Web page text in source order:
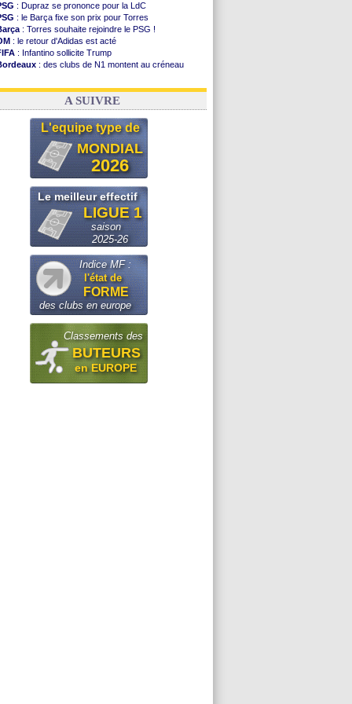
: Dupraz se prononce pour la LdC
: le Barça fixe son prix pour Torres
: Torres souhaite rejoindre le PSG !
: le retour d'Adidas est acté
: Infantino sollicite Trump
: des clubs de N1 montent au créneau
: le démenti de Leipzig pour Diomandé
A SUIVRE
L'equipe type de
MONDIAL
2026
Le meilleur effectif
LIGUE 1
saison
2025-26
Indice MF :
l'état de
FORME
des clubs en europe
Classements des
BUTEURS
en EUROPE